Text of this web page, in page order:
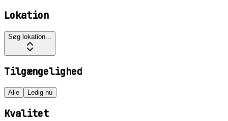
Lokation
Søg lokation...
Tilgængelighed
Alle Ledig nu
Kvalitet